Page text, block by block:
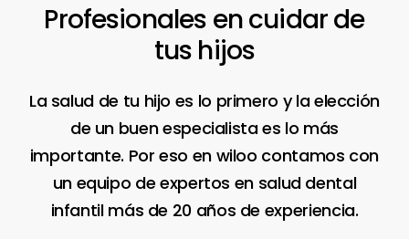
Profesionales encuidarde
tus hijos
La salud de tu hijo es lo primero y la elección
de un buen especialista es lo más
importante. Por eso en wiloo contamos con
un equipo de expertos en salud dental
infantil más de 20 años de experiencia.